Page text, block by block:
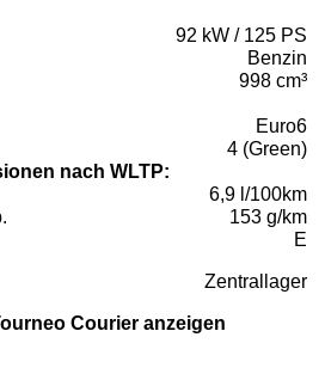
92 kW / 125 PS
Benzin
998 cm³
Euro6
4 (Green)
nach WLTP:
6,9 l/100km
153 g/km
E
Zentrallager
Courier anzeigen